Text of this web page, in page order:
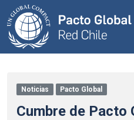
Noticias Pacto Global
Cumbre de Pacto